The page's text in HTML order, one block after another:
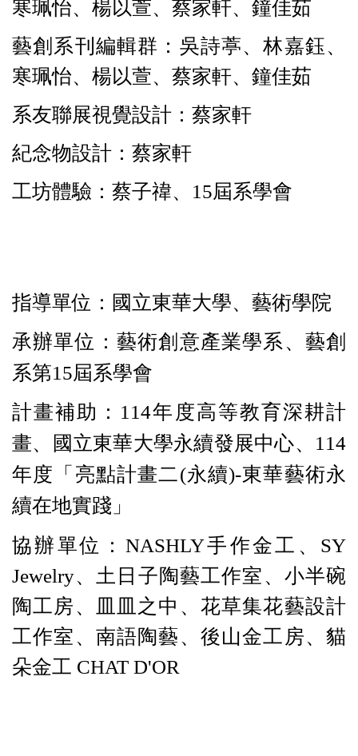
寒珮怡、楊以萱、蔡家軒、鐘佳茹
藝創系刊編輯群： 吳詩葶、林嘉鈺、
寒珮怡、楊以萱、蔡家軒、鐘佳茹
系友聯展視覺設計：蔡家軒
紀念物設計：蔡家軒
工坊體驗：蔡子禕、15屆系學會
指導單位：國立東華大學、藝術學院
承辦單位：藝術創意產業學系、 藝創
系第15屆系學會
計畫補助： 114年度高等教育深耕計
畫、
國立東華大學永續發展中心、 114
年度「亮點計畫二(永續)-東華藝術永
續在地實踐」
協辦單位：NASHLY手作金工、SY
Jewelry、土日子陶藝工作室、小半碗
陶工房、皿皿之中、花草集花藝設計
工作室、南語陶藝、後山金工房、貓
朵金工 CHAT D'OR